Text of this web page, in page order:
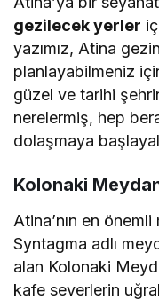
gezilecek yerler
yazımız, Atina
planlayabilmeniz
güzel ve tarihi
nerelermiş, hep
dolaşmaya
Kolonaki
Atina’nın en
Syntagma adlı
alan Kolonaki
kafe severlerin